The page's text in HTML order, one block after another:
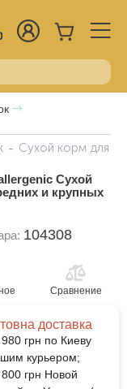
Сухой корм для
Сухой
и крупных
104308
Сравнение
доставка
980 грн по Киеву
курьером;
800 грн Новой